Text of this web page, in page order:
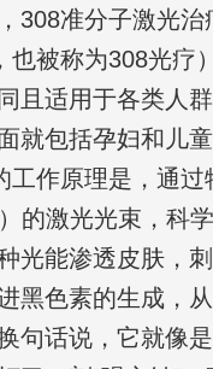
308准分子激光治
也被称为308光疗
且适用于各类人
就包括孕妇和儿童
工作原理是，通过
）的激光光束，科
光能渗透皮肤，
黑色素的生成，
句话说，它就像